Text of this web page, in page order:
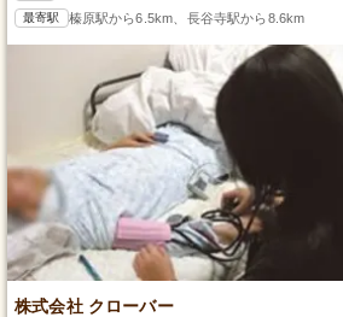
最寄駅 榛原駅から6.5km、長谷寺駅から8.6km
株式会社 クローバー